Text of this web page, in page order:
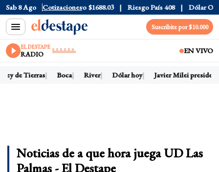
Sab 8 Ago Cotizaciones
CCL $1580.7 Euro $1688.03 Riesgo País 408 Dólar Oficial
Suscribite por $10.000
EL DESTAPE
RADIO EN VIVO
de Tierras Boca River Dólar hoy Javier Milei presidente
Noticias de a que hora juega UD Las
Palmas - El Destape